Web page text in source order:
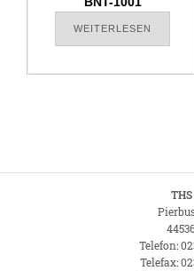
WEITERLESEN
Telefon:
Telefax: